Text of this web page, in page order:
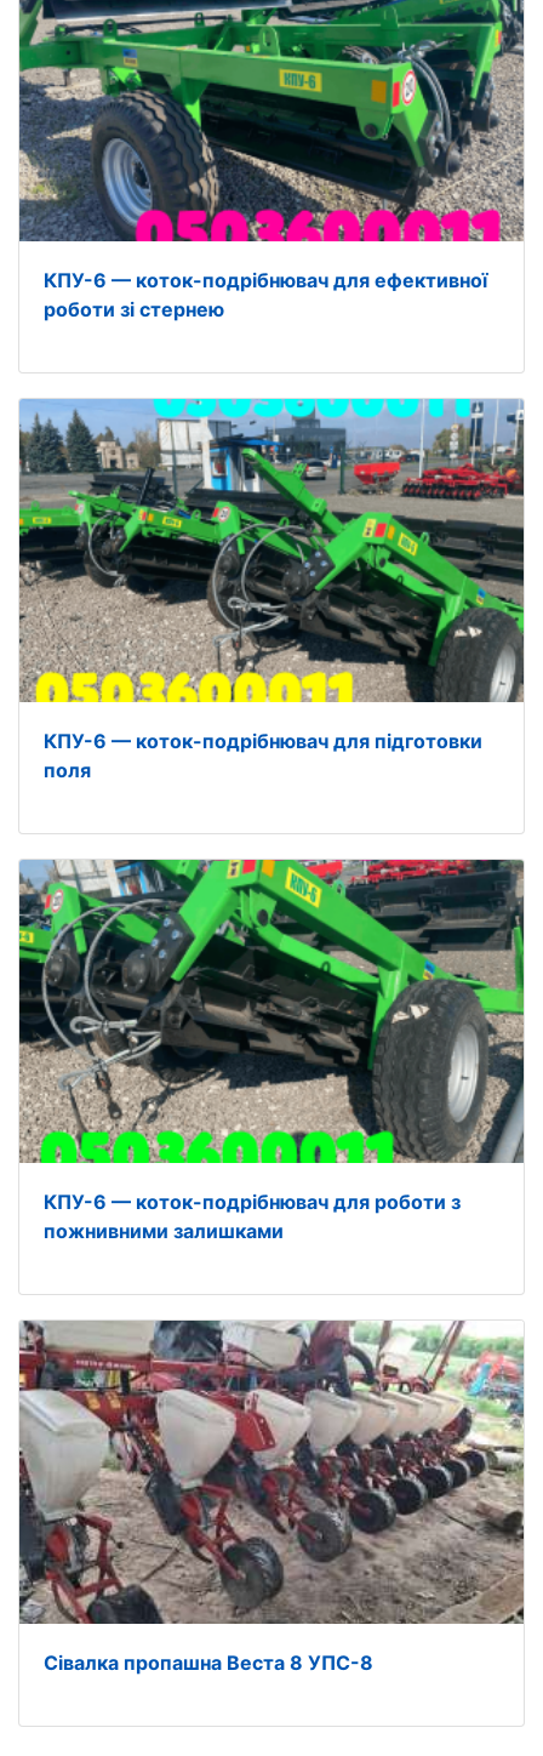
КПУ-6 — коток-подрібнювач для ефективної
роботи зі стернею
КПУ-6 — коток-подрібнювач для підготовки
поля
КПУ-6 — коток-подрібнювач для роботи з
пожнивними залишками
Сівалка пропашна Веста 8 УПС-8